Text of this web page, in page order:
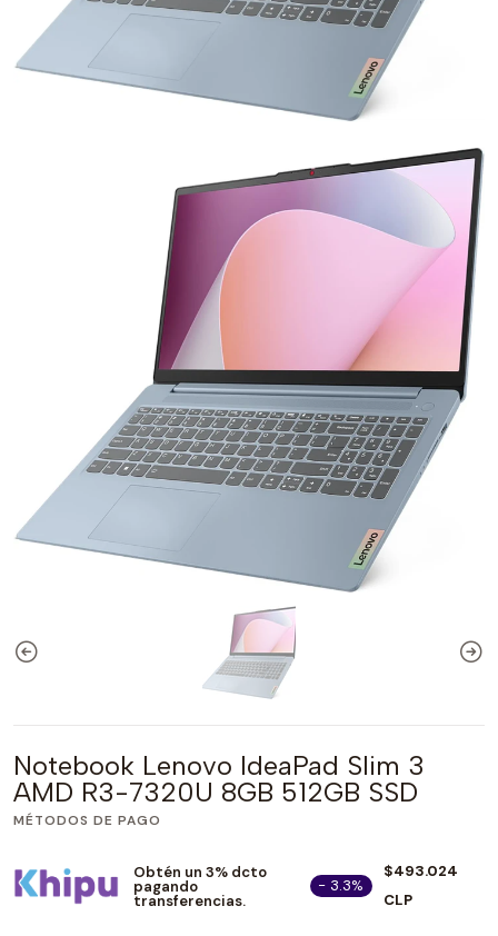
Notebook Lenovo IdeaPad Slim 3
AMD R3-7320U 8GB 512GB SSD
MÉTODOS DE PAGO
Obtén un 3% dcto
pagando
transferencias.
- 3.3%
$493.024
CLP